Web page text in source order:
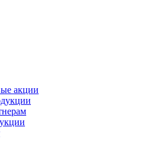
акции